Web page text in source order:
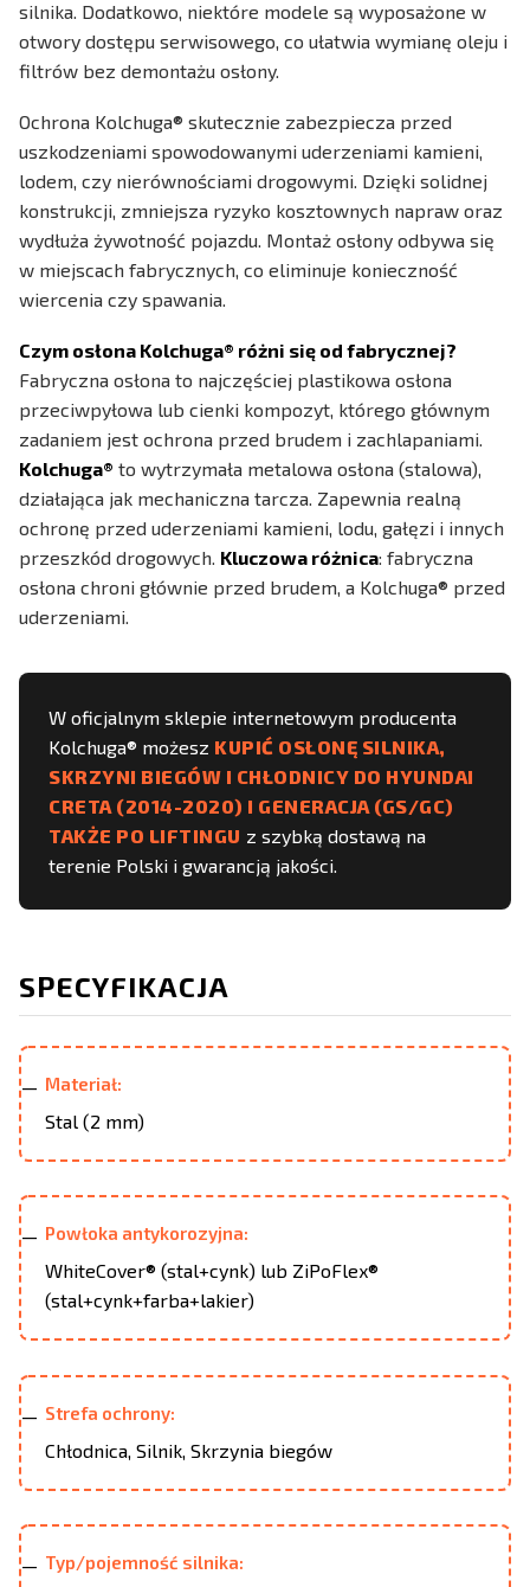
silnika. Dodatkowo, niektóre modele są wyposażone w
otwory dostępu serwisowego, co ułatwia wymianę oleju i
filtrów bez demontażu osłony.
Ochrona Kolchuga® skutecznie zabezpiecza przed
uszkodzeniami spowodowanymi uderzeniami kamieni,
lodem, czy nierównościami drogowymi. Dzięki solidnej
konstrukcji, zmniejsza ryzyko kosztownych napraw oraz
wydłuża żywotność pojazdu. Montaż osłony odbywa się
w miejscach fabrycznych, co eliminuje konieczność
wiercenia czy spawania.
Czym osłona Kolchuga® różni się od fabrycznej?
Fabryczna osłona to najczęściej plastikowa osłona
przeciwpyłowa lub cienki kompozyt, którego głównym
zadaniem jest ochrona przed brudem i zachlapaniami.
Kolchuga® to wytrzymała metalowa osłona (stalowa),
działająca jak mechaniczna tarcza. Zapewnia realną
ochronę przed uderzeniami kamieni, lodu, gałęzi i innych
przeszkód drogowych. Kluczowa różnica: fabryczna
osłona chroni głównie przed brudem, a Kolchuga® przed
uderzeniami.
W oficjalnym sklepie internetowym producenta
Kolchuga® możesz KUPIĆ OSŁONĘ SILNIKA,
SKRZYNI BIEGÓW I CHŁODNICY DO HYUNDAI
CRETA (2014-2020) I GENERACJA (GS/GC)
TAKŻE PO LIFTINGU z szybką dostawą na
terenie Polski i gwarancją jakości.
SPECYFIKACJA
Materiał:
Stal (2 mm)
Powłoka antykorozyjna:
WhiteCover® (stal+cynk) lub ZiPoFlex®
(stal+cynk+farba+lakier)
Strefa ochrony:
Chłodnica, Silnik, Skrzynia biegów
Typ/pojemność silnika: